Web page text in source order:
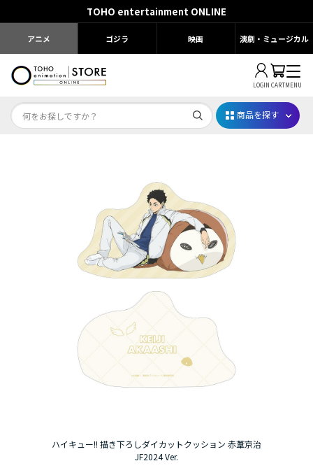
TOHO entertainment ONLINE
アニメ ゴジラ 映画 演劇・ミュージカル
LOGIN CARTMENU
じゅじゅフェス 2026
薬屋のひとりごと 夏の園遊会2026
アニメ『僕のヒーローアカデミア』10周年
ハイキュー!!ジャージ＆ユニフォーム
『ふつつかな悪女ではございますが ～雛宮蝶鼠と
商品を探す
ハイキュー!! 描き下ろしダイカットクッション 赤葦京治
JF2024 Ver.